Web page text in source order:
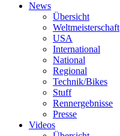
News
Übersicht
Weltmeisterschaft
USA
International
National
Regional
Technik/Bikes
Stuff
Rennergebnisse
Presse
Videos